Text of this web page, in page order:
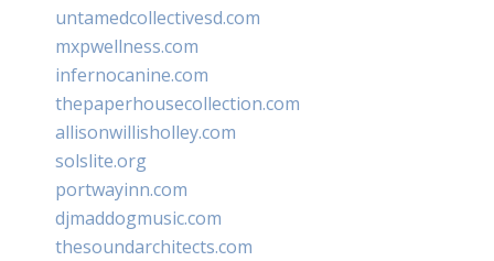
untamedcollectivesd.com
mxpwellness.com
infernocanine.com
thepaperhousecollection.com
allisonwillisholley.com
solslite.org
portwayinn.com
djmaddogmusic.com
thesoundarchitects.com